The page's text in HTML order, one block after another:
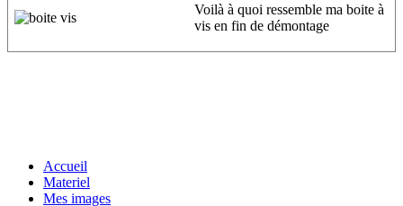
Voilà à quoi ressemble ma boite à
vis en fin de démontage
Accueil
Materiel
Mes images